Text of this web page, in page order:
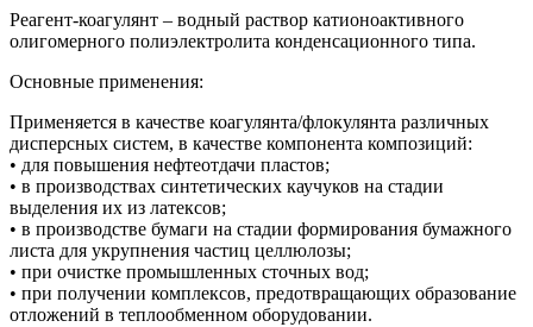
Реагент-коагулянт – водный раствор катионоактивного
олигомерного полиэлектролита конденсационного типа.
Основные применения:
Применяется в качестве коагулянта/флокулянта различных
дисперсных систем, в качестве компонента композиций:
• для повышения нефтеотдачи пластов;
• в производствах синтетических каучуков на стадии
выделения их из латексов;
• в производстве бумаги на стадии формирования бумажного
листа для укрупнения частиц целлюлозы;
• при очистке промышленных сточных вод;
• при получении комплексов, предотвращающих образование
отложений в теплообменном оборудовании.